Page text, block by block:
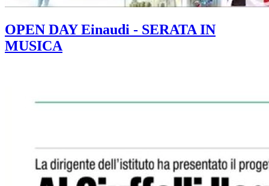
OPEN DAY Einaudi - SERATA IN
MUSICA